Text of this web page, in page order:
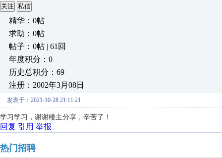
关注 私信
精华：0帖
求助：0帖
帖子：0帖 | 61回
年度积分：0
历史总积分：69
注册：2002年3月08日
发表于：2021-10-28 21:11:21
学习学习，谢谢楼主分享，辛苦了！
回复 引用 举报
热门招聘